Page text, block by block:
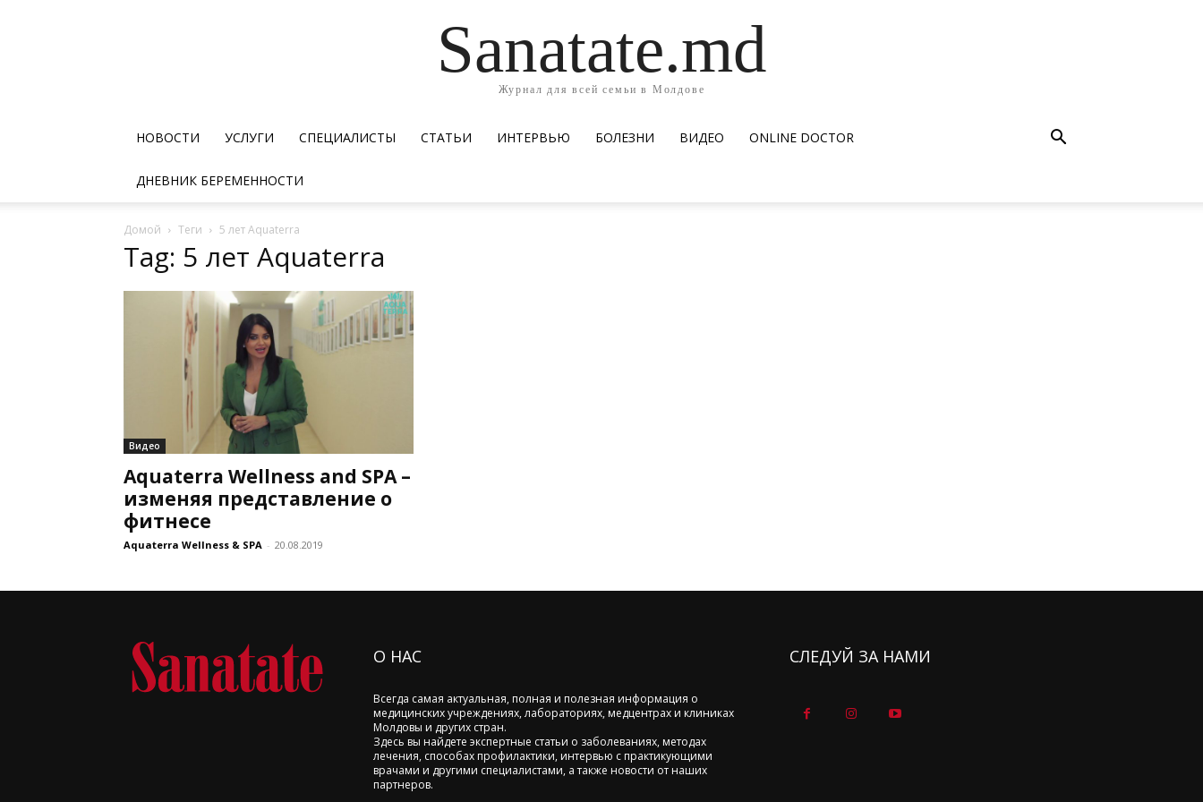
Sanatate.md
Журнал для всей семьи в Молдове
НОВОСТИ УСЛУГИ СПЕЦИАЛИСТЫ СТАТЬИ ИНТЕРВЬЮ БОЛЕЗНИ ВИДЕО ОNLINE DOCTOR
ДНЕВНИК БЕРЕМЕННОСТИ
Домой Теги 5 лет Aquaterra
Tag: 5 лет Aquaterra
Видео
Aquaterra Wellness and SPA –
изменяя представление о
фитнесе
Aquaterra Wellness & SPA - 20.08.2019
О НАС
Всегда самая актуальная, полная и полезная информация о
медицинских учреждениях, лабораториях, медцентрах и клиниках
Молдовы и других стран.
Здесь вы найдете экспертные статьи о заболеваниях, методах
лечения, способах профилактики, интервью с практикующими
врачами и другими специалистами, а также новости от наших
партнеров.
СЛЕДУЙ ЗА НАМИ